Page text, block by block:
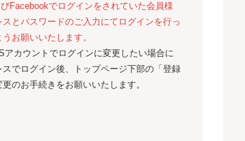
Facebookでログインをされていた会員様
とパスワードのご入力にてログインを行っ
お願いいたします。
カウントでログインに変更したい場合に
スでログイン後、トップページ下部の「登録
のお手続きをお願いいたします。